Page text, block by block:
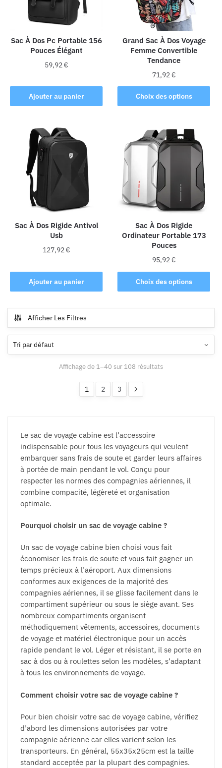
être
choisies
sur
la
page
du
être
choisies
sur
la
page
du
produit
Sac À Dos Pc Portable 156
Pouces Élégant
59,92€
Ajouter au panier
Grand Sac À Dos Voyage
Femme Convertible
Tendance
71,92€
Choix des options
Ce
produit
plusieurs
variations.
Les
options
être
choisies
sur
la
page
du
produit
Sac À Dos Rigide Antivol
Usb
127,92€
Ajouter au panier
Sac À Dos Rigide
Ordinateur Portable 173
Pouces
95,92€
Choix des options
Ce
produit
variations.
Les
produit
Afficher Les Filtres
Affichage de 1–40 sur 108 résultats
1 2 3
Le sac de voyage cabine est l’accessoire
indispensable pour tous les voyageurs qui veulent
embarquer sans frais de soute et garder leurs affaires
à portée de main pendant le vol. Conçu pour
respecter les normes des compagnies aériennes, il
combine compacité, légèreté et organisation
optimale.
Pourquoi choisir un sac de voyage cabine ?
Un sac de voyage cabine bien choisi vous fait
économiser les frais de soute et vous fait gagner un
temps précieux à l’aéroport. Aux dimensions
conformes aux exigences de la majorité des
compagnies aériennes, il se glisse facilement dans le
compartiment supérieur ou sous le siège avant. Ses
nombreux compartiments organisent
méthodiquement vêtements, accessoires, documents
de voyage et matériel électronique pour un accès
rapide pendant le vol. Léger et résistant, il se porte en
sac à dos ou à roulettes selon les modèles, s’adaptant
à tous les environnements de voyage.
Comment choisir votre sac de voyage cabine ?
Pour bien choisir votre sac de voyage cabine, vérifiez
d’abord les dimensions autorisées par votre
compagnie aérienne car elles varient selon les
transporteurs. En général, 55x35x25cm est la taille
standard acceptée par la plupart des compagnies.